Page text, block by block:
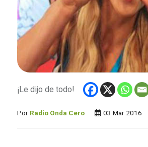
¡Le dijo de todo!
Por Radio Onda Cero 03 Mar 2016